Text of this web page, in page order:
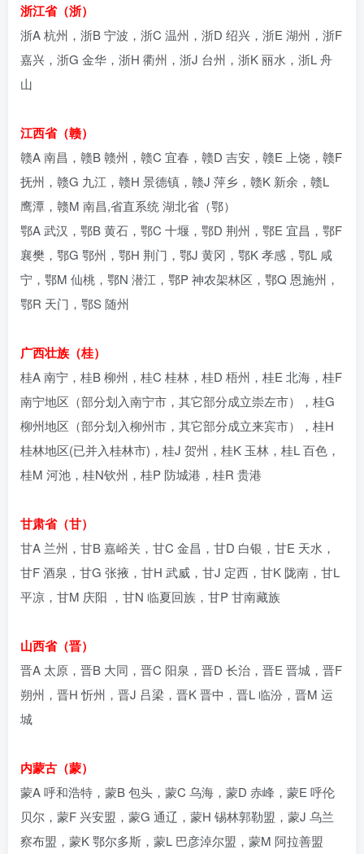
浙江省（浙）
浙A 杭州，浙B 宁波，浙C 温州，浙D 绍兴，浙E 湖州，浙F
嘉兴，浙G 金华，浙H 衢州，浙J 台州，浙K 丽水，浙L 舟
山
江西省（赣）
赣A 南昌，赣B 赣州，赣C 宜春，赣D 吉安，赣E 上饶，赣F
抚州，赣G 九江，赣H 景德镇，赣J 萍乡，赣K 新余，赣L
鹰潭，赣M 南昌,省直系统 湖北省（鄂）
鄂A 武汉，鄂B 黄石，鄂C 十堰，鄂D 荆州，鄂E 宜昌，鄂F
襄樊，鄂G 鄂州，鄂H 荆门，鄂J 黄冈，鄂K 孝感，鄂L 咸
宁，鄂M 仙桃，鄂N 潜江，鄂P 神农架林区，鄂Q 恩施州，
鄂R 天门，鄂S 随州
广西壮族（桂）
桂A 南宁，桂B 柳州，桂C 桂林，桂D 梧州，桂E 北海，桂F
南宁地区（部分划入南宁市，其它部分成立崇左市），桂G
柳州地区（部分划入柳州市，其它部分成立来宾市），桂H
桂林地区(已并入桂林市)，桂J 贺州，桂K 玉林，桂L 百色，
桂M 河池，桂N钦州，桂P 防城港，桂R 贵港
甘肃省（甘）
甘A 兰州，甘B 嘉峪关，甘C 金昌，甘D 白银，甘E 天水，
甘F 酒泉，甘G 张掖，甘H 武威，甘J 定西，甘K 陇南，甘L
平凉，甘M 庆阳 ，甘N 临夏回族，甘P 甘南藏族
山西省（晋）
晋A 太原，晋B 大同，晋C 阳泉，晋D 长治，晋E 晋城，晋F
朔州，晋H 忻州，晋J 吕梁，晋K 晋中，晋L 临汾，晋M 运
城
内蒙古（蒙）
蒙A 呼和浩特，蒙B 包头，蒙C 乌海，蒙D 赤峰，蒙E 呼伦
贝尔，蒙F 兴安盟，蒙G 通辽，蒙H 锡林郭勒盟，蒙J 乌兰
察布盟，蒙K 鄂尔多斯，蒙L 巴彦淖尔盟，蒙M 阿拉善盟